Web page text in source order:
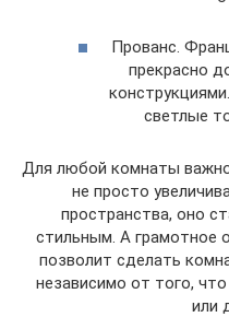
Прованс.
прекрасно
светлые
Для любой комнаты
не просто
пространства, оно
стильным. А грамотное
позволит сделать
независимо от того,
или